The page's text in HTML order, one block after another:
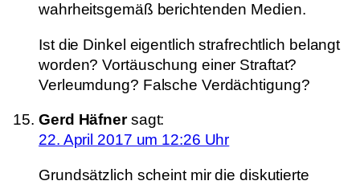
wahrheitsgemäß berichtenden Medien.
Ist die Dinkel eigentlich strafrechtlich belangt
worden? Vortäuschung einer Straftat?
Verleumdung? Falsche Verdächtigung?
Gerd Häfner sagt:
22. April 2017 um 12:26 Uhr
Grundsätzlich scheint mir die diskutierte